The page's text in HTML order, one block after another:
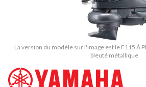
La version du modèle sur l'image est le F115 À
bleuté métallique